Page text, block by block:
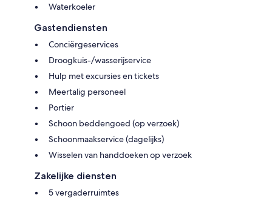
Waterkoeler
Gastendiensten
Conciërgeservices
Droogkuis-/wasserijservice
Hulp met excursies en tickets
Meertalig personeel
Portier
Schoon beddengoed (op verzoek)
Schoonmaakservice (dagelijks)
Wisselen van handdoeken op verzoek
Zakelijke diensten
5 vergaderruimtes